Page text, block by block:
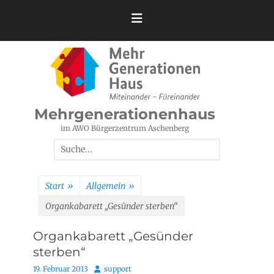
Mehrgenerationenhaus
im AWO Bürgerzentrum Aschenberg
Suchen
nach:
Start » Allgemein »
Organkabarett „Gesünder sterben“
Organkabarett „Gesünder
sterben“
Posted
19. Februar 2013 Autorsupport